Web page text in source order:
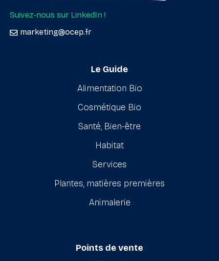
Suivez-nous sur LinkedIn !
marketing@ocep.fr
Le Guide
Alimentation Bio
Cosmétique Bio
Santé, Bien-être
Habitat
Services
Plantes, matières premières
Animalerie
Points de vente